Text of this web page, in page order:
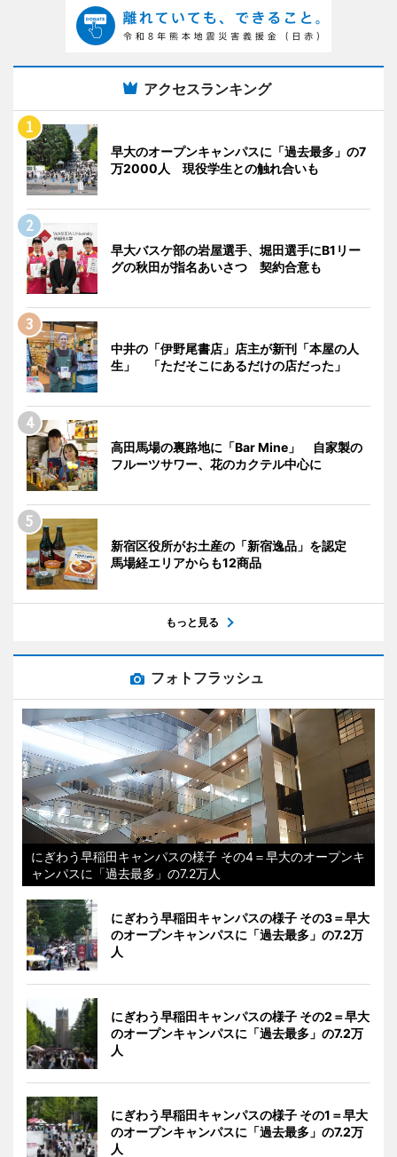
アクセスランキング
早大のオープンキャンパスに「過去最多」の7
万2000人 現役学生との触れ合いも
早大バスケ部の岩屋選手、堀田選手にB1リー
グの秋田が指名あいさつ 契約合意も
中井の「伊野尾書店」店主が新刊「本屋の人
生」 「ただそこにあるだけの店だった」
高田馬場の裏路地に「Bar Mine」 自家製の
フルーツサワー、花のカクテル中心に
新宿区役所がお土産の「新宿逸品」を認定
馬場経エリアからも12商品
もっと見る
フォトフラッシュ
にぎわう早稲田キャンパスの様子 その4＝早大のオープンキ
ャンパスに「過去最多」の7.2万人
にぎわう早稲田キャンパスの様子 その3＝早大
のオープンキャンパスに「過去最多」の7.2万
人
にぎわう早稲田キャンパスの様子 その2＝早大
のオープンキャンパスに「過去最多」の7.2万
人
にぎわう早稲田キャンパスの様子 その1＝早大
のオープンキャンパスに「過去最多」の7.2万
人